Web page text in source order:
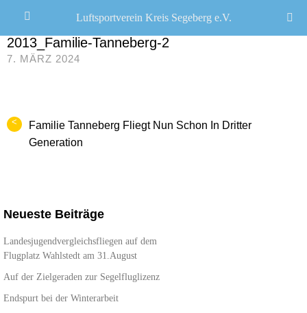
2013_Familie-Tanneberg-2
7. MÄRZ 2024
<
Familie Tanneberg Fliegt Nun Schon In Dritter
Generation
Neueste Beiträge
Landesjugendvergleichsfliegen auf dem
Flugplatz Wahlstedt am 31.August
Auf der Zielgeraden zur Segelfluglizenz
Endspurt bei der Winterarbeit
Luftsportverein Kreis Segeberg e.V.